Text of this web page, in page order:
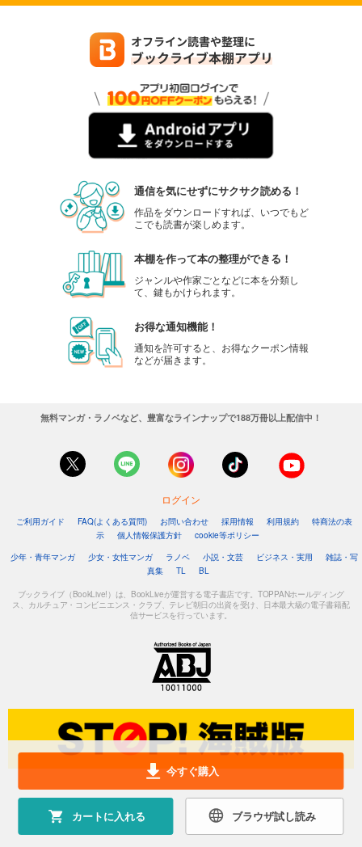
今すぐ購入
カートに入れる ブラウザ試し読み
通信を気にせずにサクサク読める！
作品をダウンロードすれば、いつでもど
こでも読書が楽しめます。
本棚を作って本の整理ができる！
ジャンルや作家ごとなどに本を分類し
て、鍵もかけられます。
お得な通知機能！
通知を許可すると、お得なクーポン情報
などが届きます。
無料マンガ・ラノベなど、豊富なラインナップで188万冊以上配信中！
ログイン
ご利用ガイド FAQ(よくある質問) お問い合わせ 採用情報 利用規約
特商法の表
示
個人情報保護方針
cookie等ポリシー
少年・青年マンガ
少女・女性マンガ ラノベ 小説・文芸 ビジネス・実用
雑誌・写
真集
TL BL
ブックライブ（BookLive!）は、BookLiveが運営する電子書店です。TOPPANホールディング
ス、カルチュア・コンビニエンス・クラブ、テレビ朝日の出資を受け、日本最大級の電子書籍配
信サービスを行っています。